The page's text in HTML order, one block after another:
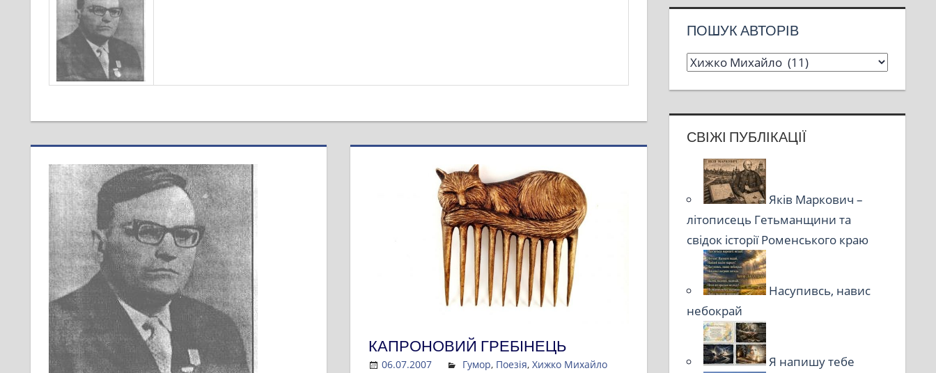
КАПРОНОВИЙ ГРЕБІНЕЦЬ
06.07.2007 Admin
Гумор, Поезія,Хижко Михайло
ПОШУК АВТОРІВ
СВІЖІ ПУБЛІКАЦІЇ
Яків Маркович –
літописець Гетьманщини та
свідок історії Роменського краю
Насупивсь, навис
небокрай
Я напишу тебе